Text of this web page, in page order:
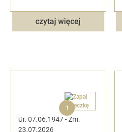
czytaj więcej
1
Ur. 07.06.1947-Zm.
23.07.2026